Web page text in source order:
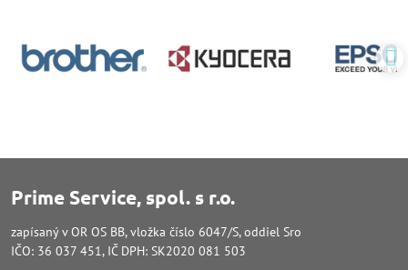
Prime Service, spol. s r.o.
zapísaný v OR OS BB, vložka číslo 6047/S, oddiel Sro
IČO: 36 037 451, IČ DPH: SK2020 081 503